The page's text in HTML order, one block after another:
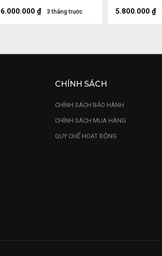
3 tháng trước
6.000.000 ₫ 5.800.000 ₫
CHÍNH SÁCH
CHÍNH SÁCH BẢO HÀNH
CHÍNH SÁCH MUA HÀNG
QUY CHẾ HOẠT ĐỘNG